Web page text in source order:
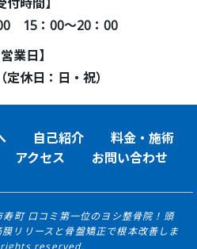
15：00～20：00
営業日】
休日：日・祝）
自己紹介
料金・施術
アクセス お問い合わせ
町 口コミ第一位のヨシ整骨院！頭
リリースと骨盤矯正で根本改善しま
rights reserved.